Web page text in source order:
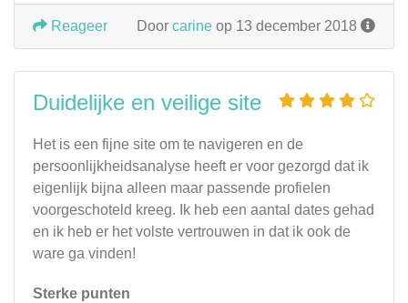
Door carine op 13 december 2018
Reageer
Duidelijke en veilige site
Het is een fijne site om te navigeren en de
persoonlijkheidsanalyse heeft er voor gezorgd dat ik
eigenlijk bijna alleen maar passende profielen
voorgeschoteld kreeg. Ik heb een aantal dates gehad
en ik heb er het volste vertrouwen in dat ik ook de
ware ga vinden!
Sterke punten